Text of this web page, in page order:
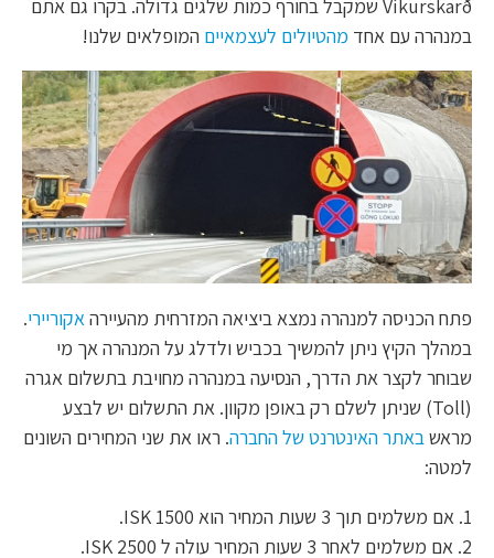
Víkurskarð שמקבל בחורף כמות שלגים גדולה. בקרו גם אתם
במנהרה עם אחד מהטיולים לעצמאיים המופלאים שלנו!
פתח הכניסה למנהרה נמצא ביציאה המזרחית מהעיירהאקוריירי.
במהלך הקיץ ניתן להמשיך בכביש ולדלג על המנהרה אך מי
שבוחר לקצר את הדרך, הנסיעה במנהרה מחויבת בתשלום אגרה
(Toll) שניתן לשלם רק באופן מקוון. את התשלום יש לבצע
מראשבאתר האינטרנט של החברה. ראו את שני המחירים השונים
למטה:
1. אם משלמים תוך 3 שעות המחיר הוא 1500 ISK.
2. אם משלמים לאחר 3 שעות המחיר עולה ל 2500 ISK.